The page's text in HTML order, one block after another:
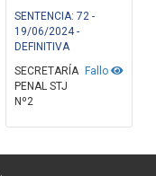
SENTENCIA: 72 -
19/06/2024 -
DEFINITIVA
Fallo
SECRETARÍA
PENAL STJ
Nº2